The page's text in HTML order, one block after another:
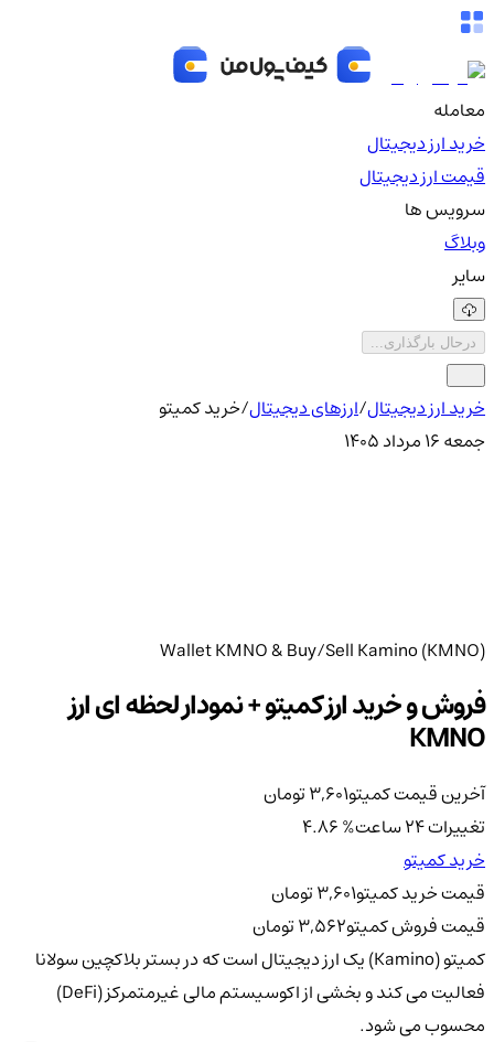
معامله
خرید ارز دیجیتال
قیمت ارز دیجیتال
سرویس ها
وبلاگ
سایر
درحال بارگذاری...
خرید ارز دیجیتال/ارزهای دیجیتال/خرید کمیتو
جمعه ۱۶ مرداد ۱۴۰۵
Wallet KMNO & Buy/Sell Kamino (KMNO)
فروش و خرید ارز کمیتو + نمودار لحظه ای ارز
KMNO
آخرین قیمت کمیتو3,601تومان
تغییرات 24 ساعت
4.86%
خرید کمیتو
قیمت خرید کمیتو3,601تومان
قیمت فروش کمیتو3,562تومان
کمیتو (Kamino) یک ارز دیجیتال است که در بستر بلاکچین سولانا
فعالیت می کند و بخشی از اکوسیستم مالی غیرمتمرکز (DeFi)
محسوب می شود.